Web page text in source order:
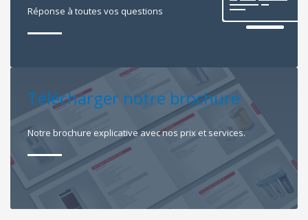
Réponse à toutes vos questions
Télécharger notre brochure
Notre brochure explicative avec nos prix et services.